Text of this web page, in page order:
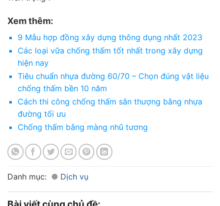
Xem thêm:
9 Mẫu hợp đồng xây dựng thông dụng nhất 2023
Các loại vữa chống thấm tốt nhất trong xây dựng
hiện nay
Tiêu chuẩn nhựa đường 60/70 – Chọn đúng vật liệu
chống thấm bền 10 năm
Cách thi công chống thấm sân thượng bằng nhựa
đường tối ưu
Chống thấm bằng màng nhũ tương
Danh mục: Dịch vụ